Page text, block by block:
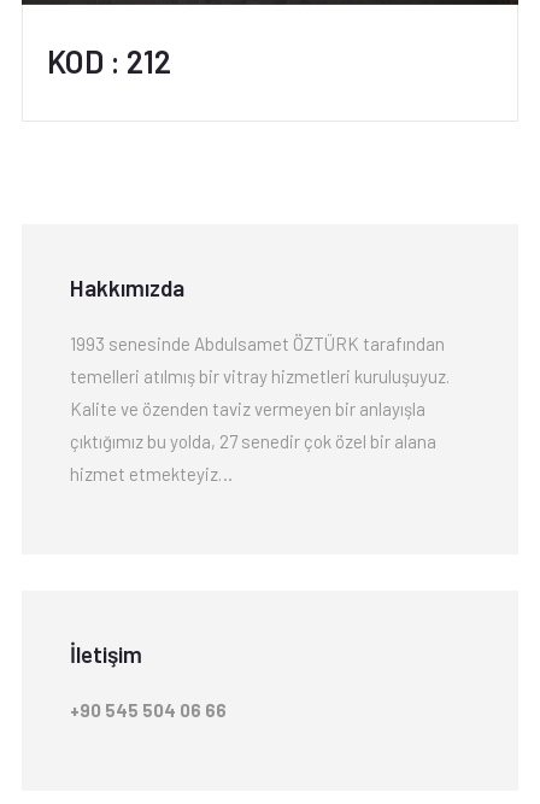
KOD : 212
Hakkımızda
1993 senesinde Abdulsamet ÖZTÜRK tarafından
temelleri atılmış bir vitray hizmetleri kuruluşuyuz.
Kalite ve özenden taviz vermeyen bir anlayışla
çıktığımız bu yolda, 27 senedir çok özel bir alana
hizmet etmekteyiz…
İletişim
+90 545 504 06 66